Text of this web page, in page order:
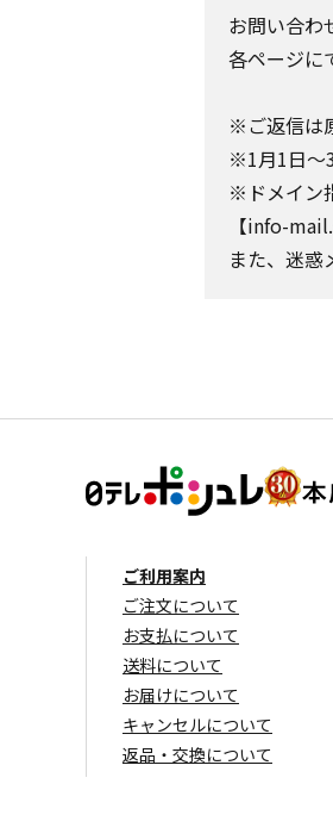
お問い合わ
各ページに
※ご返信は
※1月1日～
※ドメイン
【info-
また、迷
ご利用案内
ご注文について
お支払について
送料について
お届けについて
キャンセルについて
返品・交換について